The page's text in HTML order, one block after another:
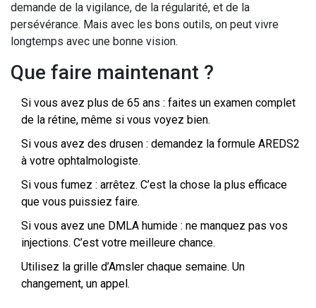
demande de la vigilance, de la régularité, et de la
persévérance. Mais avec les bons outils, on peut vivre
longtemps avec une bonne vision.
Que faire maintenant ?
Si vous avez plus de 65 ans : faites un examen complet
de la rétine, même si vous voyez bien.
Si vous avez des drusen : demandez la formule AREDS2
à votre ophtalmologiste.
Si vous fumez : arrêtez. C’est la chose la plus efficace
que vous puissiez faire.
Si vous avez une DMLA humide : ne manquez pas vos
injections. C’est votre meilleure chance.
Utilisez la grille d’Amsler chaque semaine. Un
changement, un appel.